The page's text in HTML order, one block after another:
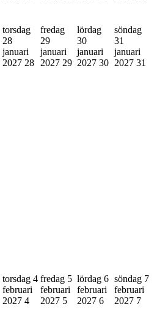
torsdag
28
januari
2027 28
fredag
29
januari
2027 29
lördag
30
januari
2027 30
söndag
31
januari
2027 31
torsdag 4
februari
2027 4
fredag 5
februari
2027 5
lördag 6
februari
2027 6
söndag 7
februari
2027 7